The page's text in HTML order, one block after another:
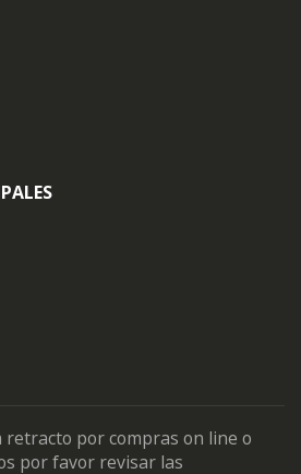
por compras on line o
por favor revisar las